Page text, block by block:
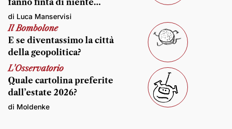
fanno finta di niente…
di Luca Manservisi
Il Bombolone
E se diventassimo la città
della geopolitica?
L'Osservatorio
Quale cartolina preferite
dall’estate 2026?
di Moldenke